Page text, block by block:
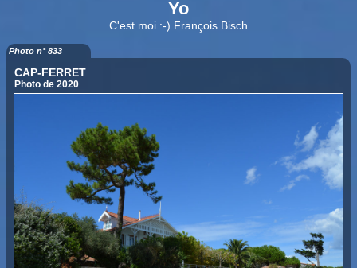
Yo
C'est moi :-) François Bisch
Photo n° 833
CAP-FERRET
Photo de 2020